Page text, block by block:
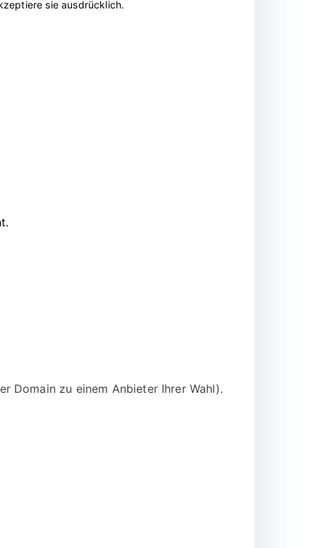
sie ausdrücklich.
Domain zu einem Anbieter Ihrer Wahl).